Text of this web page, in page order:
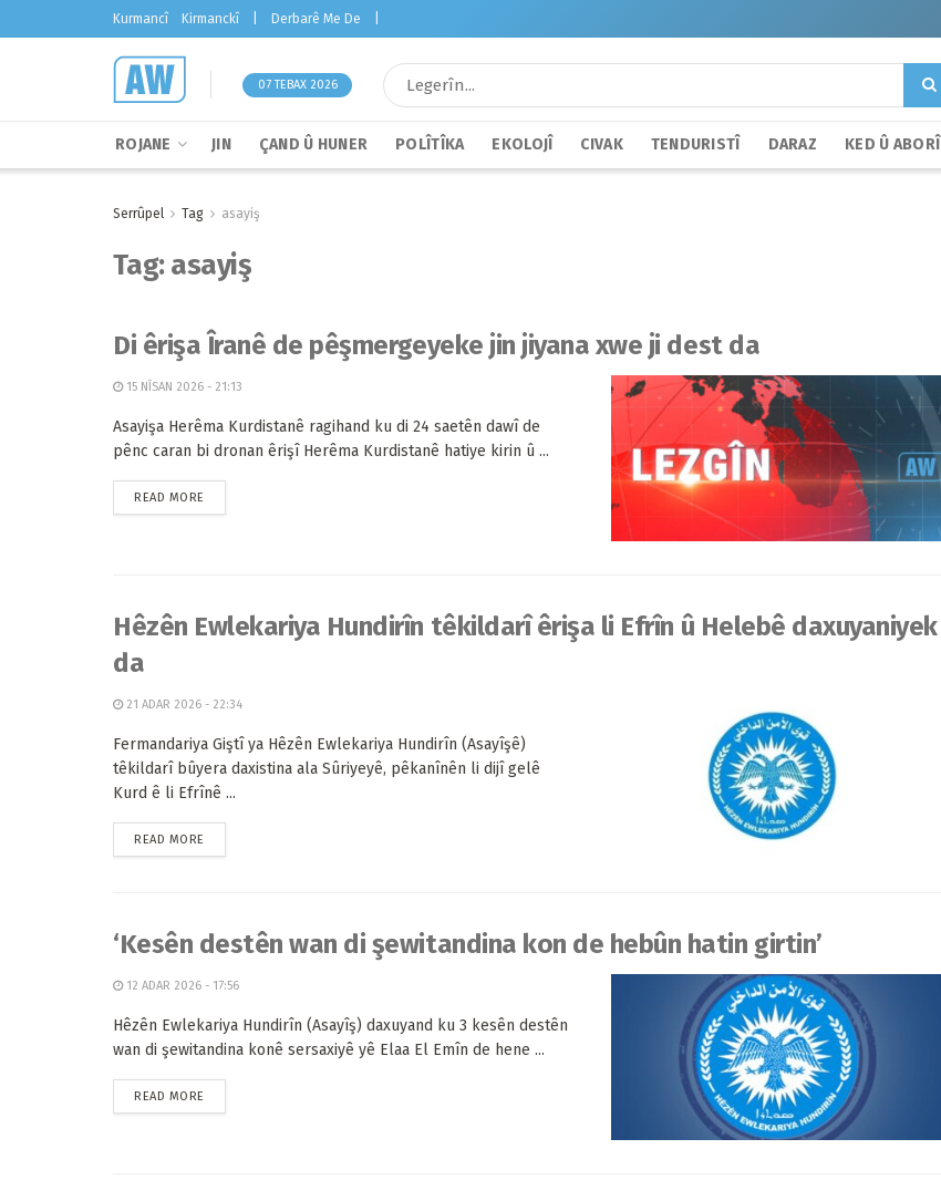
Kurmancî Kirmanckî Derbarê Me De
07 TEBAX 2026
ROJANE JIN ÇAND Û HUNER POLÎTÎKA EKOLOJÎ CIVAK TENDURISTÎ DARAZ KED Û ABORÎ
Serrûpel Tag asayiş
Tag:asayiş
Di êrişa Îranê de pêşmergeyeke jin jiyana xwe ji dest da
15 NÎSAN 2026 - 21:13
Asayişa Herêma Kurdistanê ragihand ku di 24 saetên dawî de
pênc caran bi dronan êrişî Herêma Kurdistanê hatiye kirin û ...
READ MORE
Hêzên Ewlekariya Hundirîn têkildarî êrişa li Efrîn û Helebê daxuyaniyek
da
21 ADAR 2026 - 22:34
Fermandariya Giştî ya Hêzên Ewlekariya Hundirîn (Asayîşê)
têkildarî bûyera daxistina ala Sûriyeyê, pêkanînên li dijî gelê
Kurd ê li Efrînê ...
READ MORE
‘Kesên destên wan di şewitandina kon de hebûn hatin girtin’
12 ADAR 2026 - 17:56
Hêzên Ewlekariya Hundirîn (Asayîş) daxuyand ku 3 kesên destên
wan di şewitandina konê sersaxiyê yê Elaa El Emîn de hene ...
READ MORE